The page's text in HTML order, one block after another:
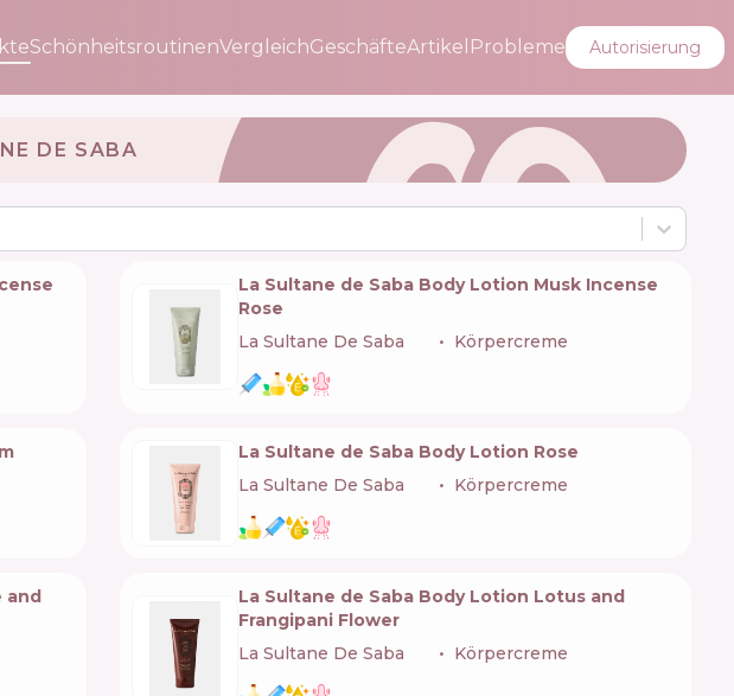
SchönheitsroutinenVergleichGeschäfteArtikel Probleme Autorisierung
DE SABA 🇫🇷
La Sultane de Saba Body Lotion Musk Incense
Rose
La Sultane De Saba
Körpercreme
La Sultane de Saba Body Lotion Rose
La Sultane De Saba
Körpercreme
and
La Sultane de Saba Body Lotion Lotus and
Frangipani Flower
La Sultane De Saba
Körpercreme